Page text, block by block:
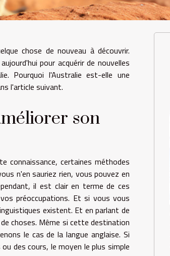
chose de nouveau à découvrir.
pour acquérir de nouvelles
Pourquoi l'Australie est-elle une
l'article suivant.
son
connaissance, certaines méthodes
n'en sauriez rien, vous pouvez en
il est clair en terme de ces
préoccupations. Et si vous vous
existent. Et en parlant de
choses. Même si cette destination
le cas de la langue anglaise. Si
des cours, le moyen le plus simple